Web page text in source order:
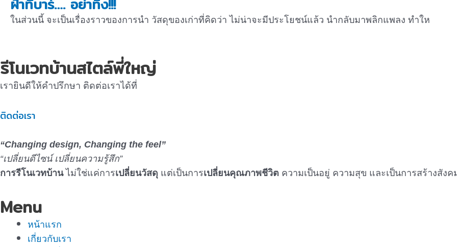
ฝ้าทีบาร์…. อย่าทิ้ง!!!
ในส่วนนี้ จะเป็นเรื่องราวของการนำ วัสดุของเก่าที่คิดว่า ไม่น่าจะมีประโยชน์แล้ว นำกลับมาพลิกแพลง ทำให
รีโนเวทบ้านสไตล์พี่ใหญ่
เรายินดีให้คำปรึกษา ติดต่อเราได้ที่
ติดต่อเรา
“Changing design, Changing the feel”
“เปลี่ยนดีไซน์ เปลี่ยนความรู้สึก”
การรีโนเวทบ้านไม่ใช่แค่การเปลี่ยนวัสดุ แต่เป็นการเปลี่ยนคุณภาพชีวิต ความเป็นอยู่ ความสุข และเป็นการสร้างสัง
Menu
หน้าแรก
เกี่ยวกับเรา